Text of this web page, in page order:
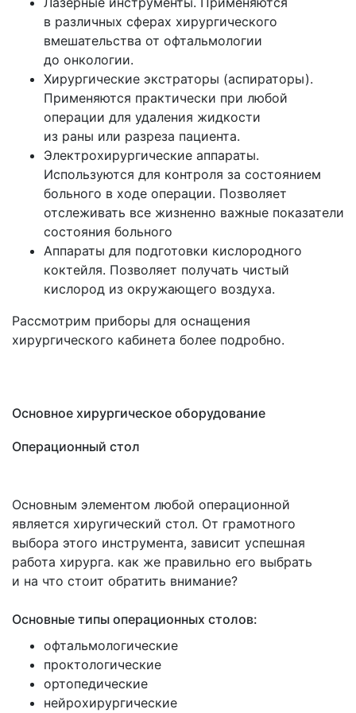
Прочее
в различных сферах хирургического
вмешательства от офтальмологии
до онкологии.
Хирургические экстраторы (аспираторы).
Применяются практически при любой
операции для удаления жидкости
из раны или разреза пациента.
Электрохирургические аппараты.
Используются для контроля за состоянием
больного в ходе операции. Позволяет
отслеживать все жизненно важные показатели
состояния больного
Аппараты для подготовки кислородного
коктейля. Позволяет получать чистый
кислород из окружающего воздуха.
Рассмотрим приборы для оснащения
хирургического кабинета более подробно.
Основное хирургическое оборудование
Операционный стол
Основным элементом любой операционной
является хиругический стол. От грамотного
выбора этого инструмента, зависит успешная
работа хирурга. как же правильно его выбрать
и на что стоит обратить внимание?
Основные типы операционных столов:
офтальмологические
проктологические
ортопедические
нейрохирургические